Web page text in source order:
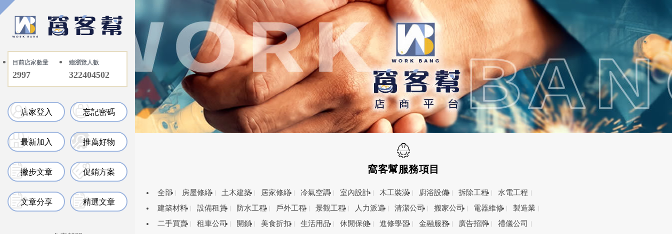
目前店家數量
2997
總瀏覽人數
322404502
店家登入 忘記密碼
最新加入 推薦好物
撇步文章 促銷方案
文章分享 精選文章
窩客幫服務項目
全部 房屋修繕 土木建築 居家修繕 冷氣空調 室內設計 木工裝潢 廚浴設備 拆除工程
水電工程
建築材料
設備租賃 防水工程 戶外工程 景觀工程 人力派遣 清潔公司 搬家公司 電器維修
製造業
二手買賣
租車公司 開鎖 美食折扣 生活用品 休閒保健 進修學習 金融服務 廣告招牌
禮儀公司